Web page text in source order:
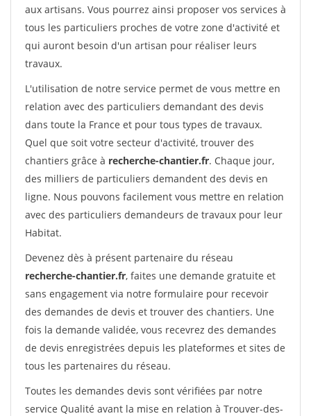
aux artisans. Vous pourrez ainsi proposer vos services à
tous les particuliers proches de votre zone d'activité et
qui auront besoin d'un artisan pour réaliser leurs
travaux.
L'utilisation de notre service permet de vous mettre en
relation avec des particuliers demandant des devis
dans toute la France et pour tous types de travaux.
Quel que soit votre secteur d'activité, trouver des
chantiers grâce à recherche-chantier.fr. Chaque jour,
des milliers de particuliers demandent des devis en
ligne. Nous pouvons facilement vous mettre en relation
avec des particuliers demandeurs de travaux pour leur
Habitat.
Devenez dès à présent partenaire du réseau
recherche-chantier.fr, faites une demande gratuite et
sans engagement via notre formulaire pour recevoir
des demandes de devis et trouver des chantiers. Une
fois la demande validée, vous recevrez des demandes
de devis enregistrées depuis les plateformes et sites de
tous les partenaires du réseau.
Toutes les demandes devis sont vérifiées par notre
service Qualité avant la mise en relation à Trouver-des-